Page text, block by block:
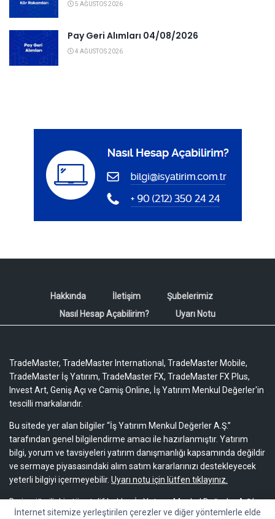
5 AĞUSTOS 2026
Pay Geri Alımları 04/08/2026
4 AĞUSTOS 2026
Hakkında İletişim
Şubelerimiz
Nasıl Hesap Açabilirim?
Uyarı Notu
TradeMaster, TradeMaster International, TradeMaster Mobile,
TradeMaster İş Yatırım, TradeMaster FX, TradeMaster FX Plus,
Invest Art, Geniş Açı ve Camiş Online, İş Yatırım Menkul Değerler'in
tescilli markalarıdır.
Bu sitede yer alan bilgiler “İş Yatırım Menkul Değerler A.Ş.”
tarafından genel bilgilendirme amacı ile hazırlanmıştır. Yatırım
bilgi, yorum ve tavsiyeleri yatırım danışmanlığı kapsamında değildir
ve sermaye piyasasındaki alım satım kararlarınızı destekleyecek
yeterli bilgiyi içermeyebilir. Uyarı notu için lütfen tıklayınız.
Bu içeriğe ilişkin tüm telif hakları İş Yatırım Menkul Değerler A.Ş.’ye
aittir. Bu içerik, açık iznimiz olmaksızın başkaları tarafından
İnternet sitemize yerleştirilen çerezler ve diğer yöntemlerle elde